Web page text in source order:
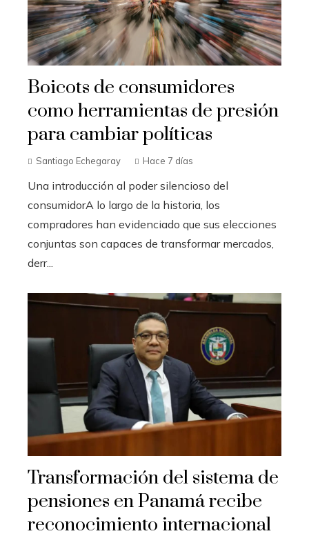
Boicots de consumidores
como herramientas de presión
para cambiar políticas
Santiago Echegaray Hace 7 días
Una introducción al poder silencioso del
consumidorA lo largo de la historia, los
compradores han evidenciado que sus elecciones
conjuntas son capaces de transformar mercados,
derr...
Transformación del sistema de
pensiones en Panamá recibe
reconocimiento internacional